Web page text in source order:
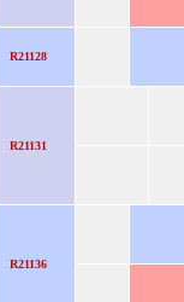
R21128
R21131
R21136